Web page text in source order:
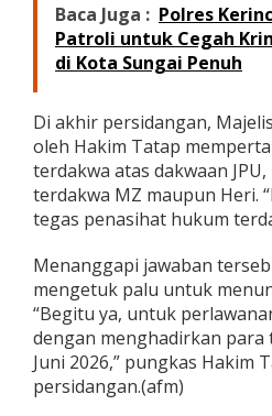
Baca Juga : Polres
Patroli untuk Cegah
di Kota Sungai Penuh
Di akhir persidangan,
oleh Hakim Tatap
terdakwa atas dakwaan
terdakwa MZ maupun Heri.
tegas penasihat hukum
Menanggapi jawaban
mengetuk palu untuk
“Begitu ya, untuk
dengan menghadirkan para
Juni 2026,” pungkas Hakim
persidangan.(afm)